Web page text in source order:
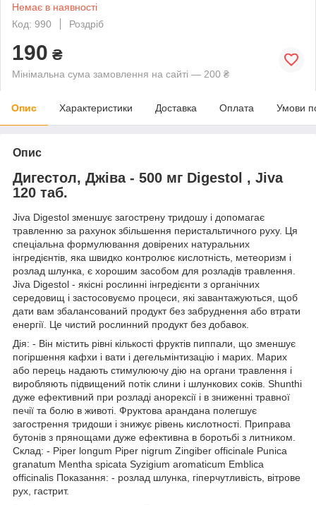
Немає в наявності
Код: 990
Роздріб
190 ₴
Мінімальна сума замовлення на сайті — 200 ₴
Опис Характеристики Доставка Оплата Умови
Опис
Дигестол, Джіва - 500 мг Digestol , Jiva
120 таб.
Jiva Digestol зменшує загострену тридошу і допомагає
травленню за рахунок збільшення перистальтичного руху. Ця
спеціальна формулювання довірених натуральних
інгредієнтів, яка швидко контролює кислотність, метеоризм і
розлад шлунка, є хорошим засобом для розладів травлення.
Jiva Digestol - якісні рослинні інгредієнти з органічних
середовищ і застосовуємо процеси, які завантажуються, щоб
дати вам збалансований продукт без забруднення або втрати
енергії. Це чистий рослинний продукт без добавок.
Дія: - Він містить рівні кількості фруктів пиппали, що зменшує
погіршення кафхи і вати і дегельмінтизацію і марих. Марих
або перець надають стимулюючу дію на органи травлення і
виробляють підвищений потік слини і шлункових соків. Shunthi
дуже ефективний при розладі анорексії і в зниженні травної
печії та болю в животі. Фруктова арандана полегшує
загострення тридоши і знижує рівень кислотності. Приправа
бутонів з прянощами дуже ефективна в боротьбі з литником.
Склад: - Piper longum Piper nigrum Zingiber officinale Punica
granatum Mentha spicata Syzigium aromaticum Emblica
officinalis Показання: - розлад шлунка, гіперчутливість, вітрове
рух, гастрит.